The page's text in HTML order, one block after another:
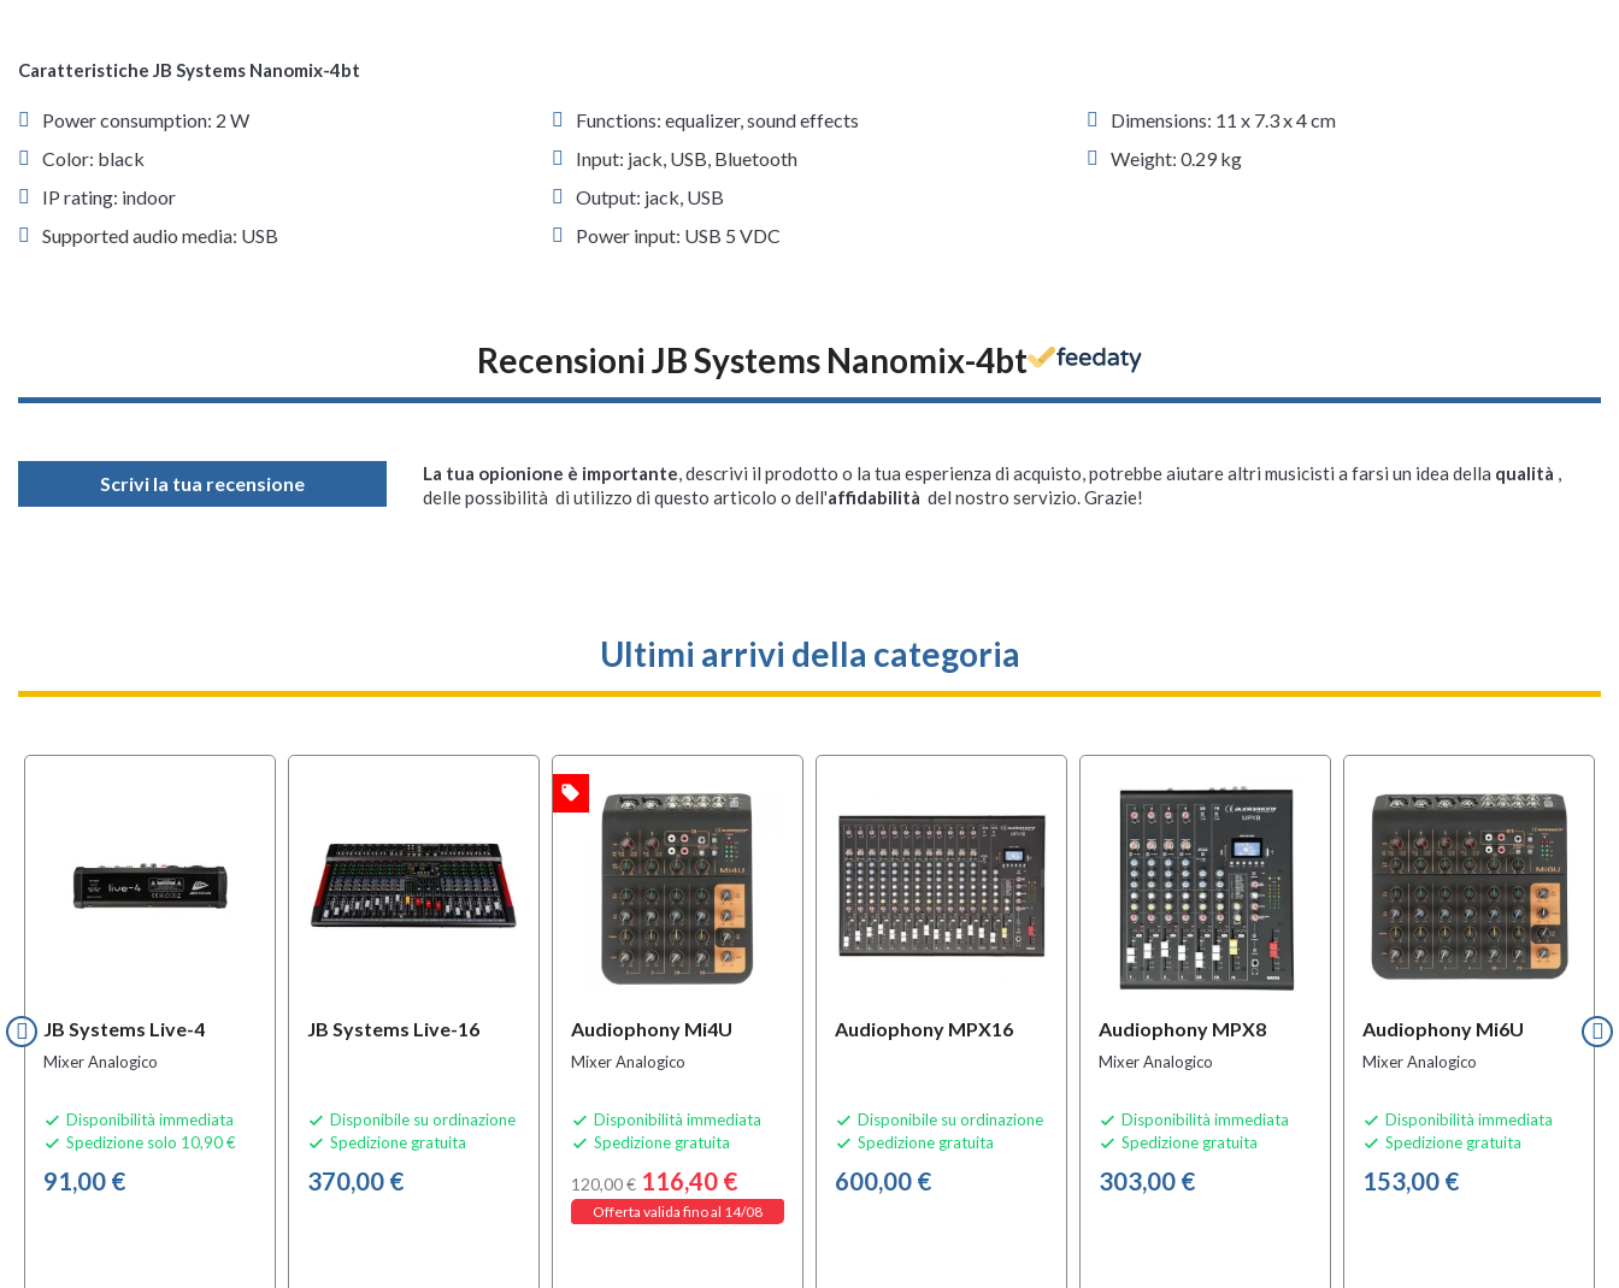
Caratteristiche JB Systems Nanomix-4bt
Power consumption: 2 W
Color: black
IP rating: indoor
Supported audio media: USB
Functions: equalizer, sound effects
Input: jack, USB, Bluetooth
Output: jack, USB
Power input: USB 5 VDC
Dimensions: 11 x 7.3 x 4 cm
Weight: 0.29 kg
Recensioni JB Systems Nanomix-4bt
Scrivi la tua recensione La tua opionione è importante, descrivi il prodotto o la tua esperienza di acquisto, potrebbe aiutare altri musicisti a farsi un idea della qualità ,
delle possibilità di utilizzo di questo articolo o dell'affidabilità del nostro servizio. Grazie!
Ultimi arrivi della categoria
JB Systems Live-4
Mixer Analogico
 Disponibilità immediata
 Spedizione solo 10,90 €
91,00 €
JB Systems Live-16
 Disponibile su ordinazione
 Spedizione gratuita
370,00 €
Audiophony Mi4U
Mixer Analogico
 Disponibilità immediata
 Spedizione gratuita
120,00 € 116,40 €
Offerta valida fino al 14/08
local_offer
Audiophony MPX16
 Disponibile su ordinazione
 Spedizione gratuita
600,00 €
Audiophony MPX8
Mixer Analogico
 Disponibilità immediata
 Spedizione gratuita
303,00 €
Audiophony Mi6U
Mixer Analogico
 Disponibilità immediata
 Spedizione gratuita
153,00 €